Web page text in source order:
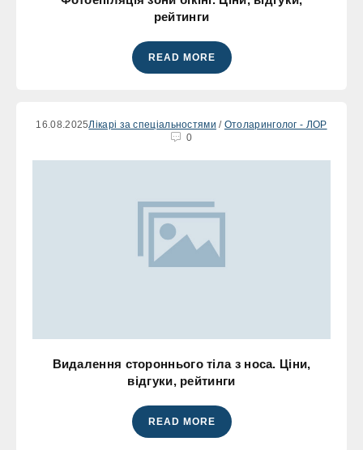
рейтинги
READ MORE
16.08.2025Лікарі за спеціальностями / Отоларинголог - ЛОР
0
Видалення стороннього тіла з носа. Ціни,
відгуки, рейтинги
READ MORE